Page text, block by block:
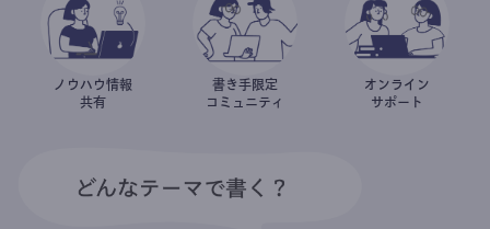
ノウハウ情報
共有
書き手限定
コミュニティ
オンライン
サポート